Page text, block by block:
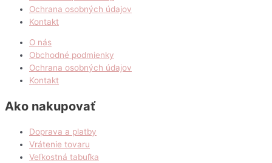
Ochrana osobných údajov
Kontakt
O nás
Obchodné podmienky
Ochrana osobných údajov
Kontakt
Ako nakupovať
Doprava a platby
Vrátenie tovaru
Veľkostná tabuľka